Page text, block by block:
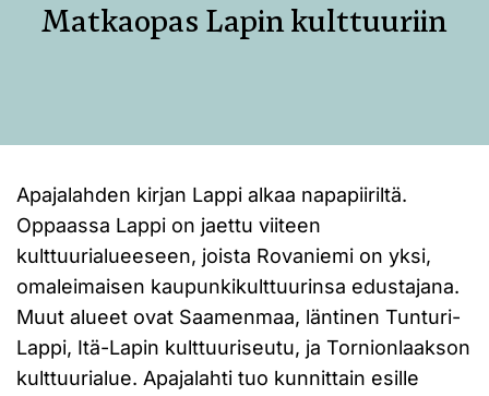
Matkaopas Lapin kulttuuriin
Apajalahden kirjan Lappi alkaa napapiiriltä.
Oppaassa Lappi on jaettu viiteen
kulttuurialueeseen, joista Rovaniemi on yksi,
omaleimaisen kaupunkikulttuurinsa edustajana.
Muut alueet ovat Saamenmaa, läntinen Tunturi-
Lappi, Itä-Lapin kulttuuriseutu, ja Tornionlaakson
kulttuurialue. Apajalahti tuo kunnittain esille